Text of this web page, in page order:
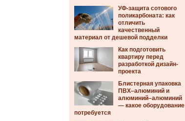
УФ-защита сотового
поликарбоната: как
отличить
качественный
материал от дешевой подделки
Как подготовить
квартиру перед
разработкой дизайн-
проекта
Блистерная упаковка
ПВХ–алюминий и
алюминий–алюминий
— какое оборудование
потребуется